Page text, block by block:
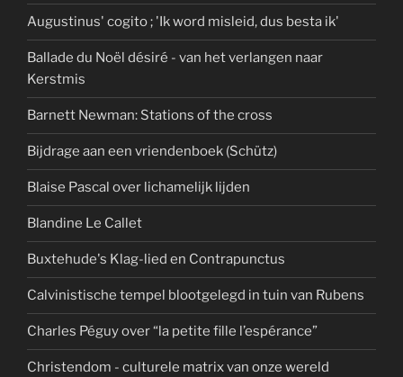
Augustinus' cogito ; 'Ik word misleid, dus besta ik'
Ballade du Noël désiré - van het verlangen naar
Kerstmis
Barnett Newman: Stations of the cross
Bijdrage aan een vriendenboek (Schütz)
Blaise Pascal over lichamelijk lijden
Blandine Le Callet
Buxtehude's Klag-lied en Contrapunctus
Calvinistische tempel blootgelegd in tuin van Rubens
Charles Péguy over “la petite fille l’espérance”
Christendom - culturele matrix van onze wereld